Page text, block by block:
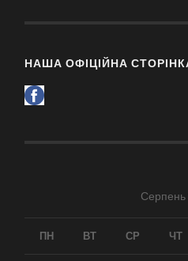
НАША ОФІЦІЙНА
Серпень
ПН ВТ СР ЧТ